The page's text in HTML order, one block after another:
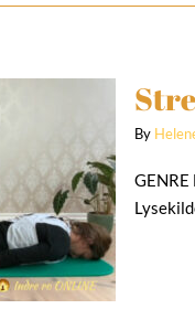
By
GENRE